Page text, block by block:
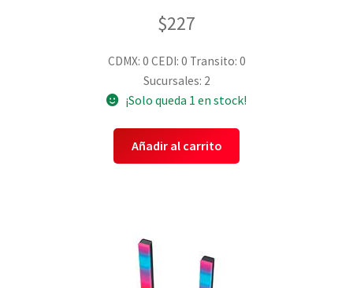
$227
CDMX: 0 CEDI: 0 Transito: 0
Sucursales: 2
¡Solo queda 1 en stock!
Añadir al carrito